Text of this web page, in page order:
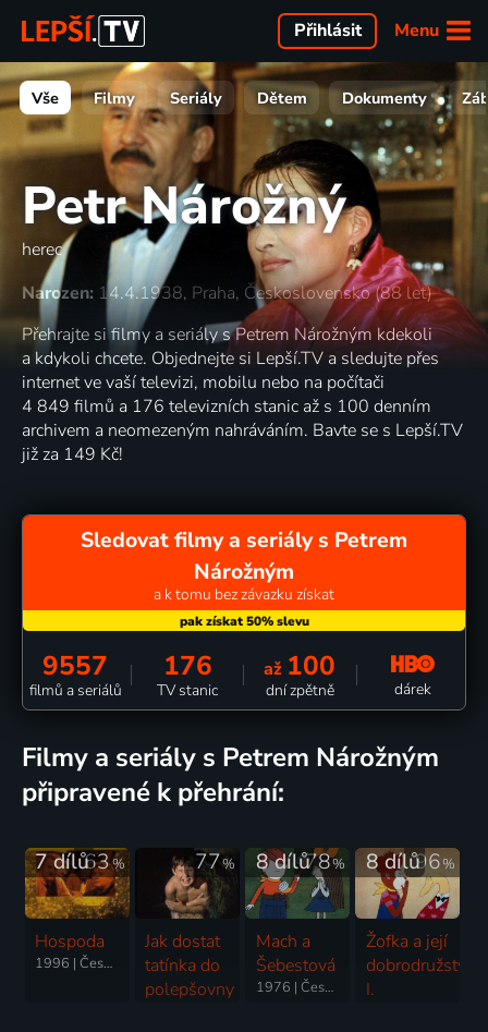
Menu
Přihlásit
Vše Filmy Seriály Dětem Dokumenty
Petr Nárožný
herec
Narozen: 14.4.1938, Praha, Československo (88 let)
Přehrajte si filmy a seriály s Petrem Nárožným kdekoli
a kdykoli chcete. Objednejte si Lepší.TV a sledujte přes
internet ve vaší televizi, mobilu nebo na počítači
4 849 filmů a 176 televizních stanic až s 100 denním
archivem a neomezeným nahráváním. Bavte se s Lepší.TV
již za 149 Kč!
Sledovat filmy a seriály s Petrem
Nárožným
a k tomu bez závazku získat
9557
filmů a seriálů
176
TV stanic
až 100
dní zpětně dárek
filmy a seriály s Petrem Nárožným
připravené k přehrání:
63%
7 dílů
Hospoda
1996 | Česká republika | Komedie
77%
Jak dostat
tatínka do
polepšovny
78%
8 dílů
Mach a
Šebestová
1976 | Československo | Animovaný, Komedie, Rodinný
96%
8 dílů
Žofka a její
dobrodružství
I.